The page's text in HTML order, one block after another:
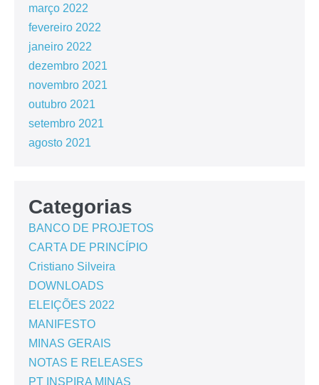
março 2022
fevereiro 2022
janeiro 2022
dezembro 2021
novembro 2021
outubro 2021
setembro 2021
agosto 2021
Categorias
BANCO DE PROJETOS
CARTA DE PRINCÍPIO
Cristiano Silveira
DOWNLOADS
ELEIÇÕES 2022
MANIFESTO
MINAS GERAIS
NOTAS E RELEASES
PT INSPIRA MINAS